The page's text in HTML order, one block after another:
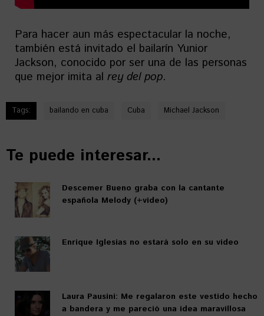
Para hacer aun más espectacular la noche,
también está invitado el bailarín Yunior
Jackson, conocido por ser una de las personas
que mejor imita al rey del pop.
Tags: bailando en cuba Cuba Michael Jackson
Te puede interesar...
Descemer Bueno graba con la cantante
española Melody (+video)
Enrique Iglesias no estará solo en su video
Laura Pausini: Me regalaron este vestido hecho
a bandera y me pareció una idea maravillosa